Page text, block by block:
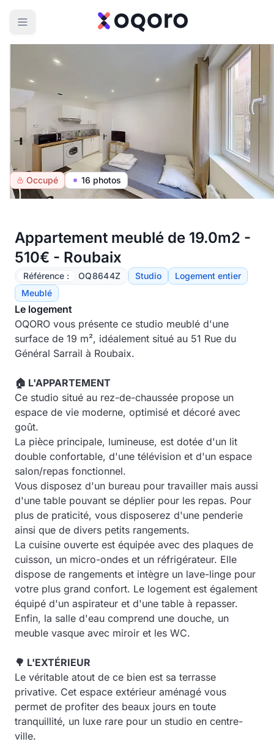
Occupé 16 photos
Appartement meublé de 19.0m2 -
510€ - Roubaix
Référence : OQ8644Z Studio
Logement entier
Meublé
Le logement
OQORO vous présente ce studio meublé d'une
surface de 19 m², idéalement situé au 51 Rue du
Général Sarrail à Roubaix.
🏠 L'APPARTEMENT
Ce studio situé au rez-de-chaussée propose un
espace de vie moderne, optimisé et décoré avec
goût.
La pièce principale, lumineuse, est dotée d'un lit
double confortable, d'une télévision et d'un espace
salon/repas fonctionnel.
Vous disposez d'un bureau pour travailler mais aussi
d'une table pouvant se déplier pour les repas. Pour
plus de praticité, vous disposerez d'une penderie
ainsi que de divers petits rangements.
La cuisine ouverte est équipée avec des plaques de
cuisson, un micro-ondes et un réfrigérateur. Elle
dispose de rangements et intègre un lave-linge pour
votre plus grand confort. Le logement est également
équipé d'un aspirateur et d'une table à repasser.
Enfin, la salle d'eau comprend une douche, un
meuble vasque avec miroir et les WC.
🌳 L'EXTÉRIEUR
Le véritable atout de ce bien est sa terrasse
privative. Cet espace extérieur aménagé vous
permet de profiter des beaux jours en toute
tranquillité, un luxe rare pour un studio en centre-
ville.